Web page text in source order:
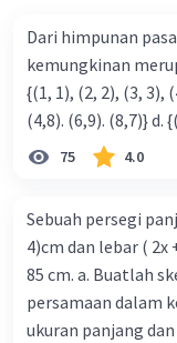
Dari himpunan
kemungkinan merupakan ko-
{(1, 1), (2, 2), (3, 3), (4,4)} b. {(1, 2), (2, 3), (3, 4).
75 4.0
Sebuah persegi
4)cm dan lebar (
85 cm. a. Buatlah
persamaan dalam
ukuran panjang